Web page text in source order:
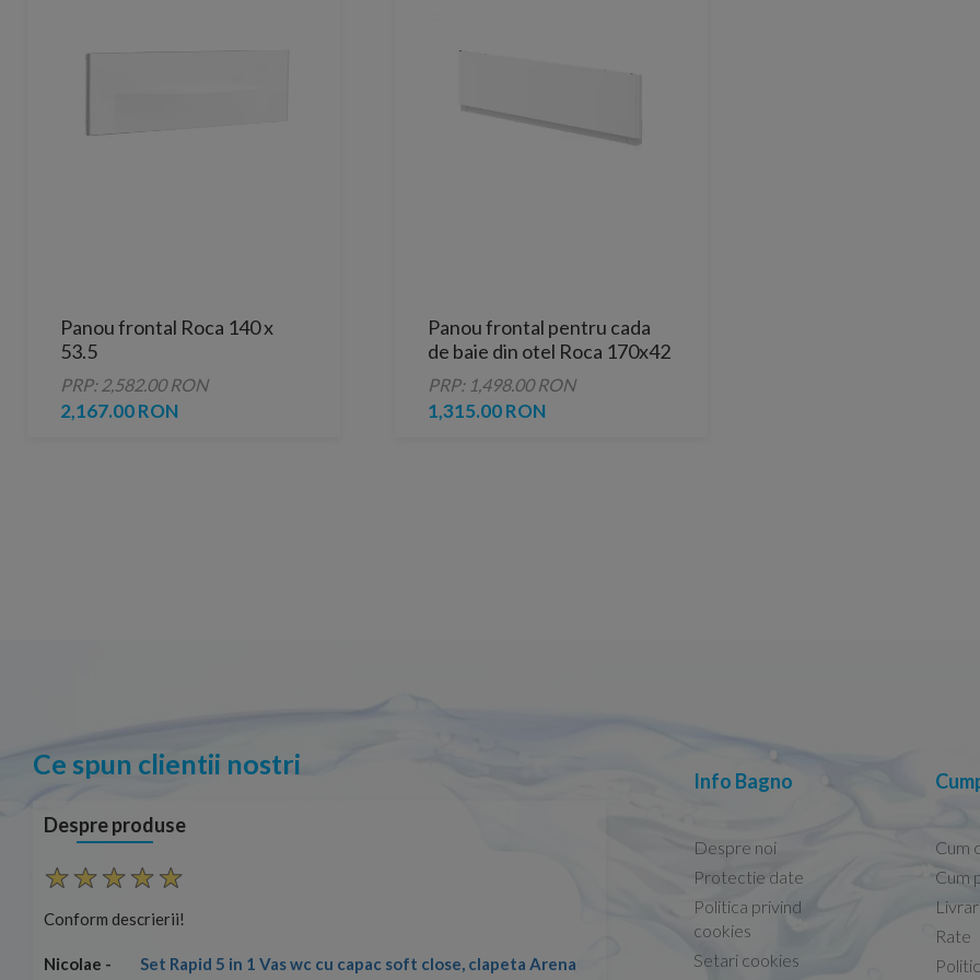
Panou frontal Roca 140 x
53.5
PRP: 2,582.00 RON
2,167.00 RON
Panou frontal pentru cada
de baie din otel Roca 170x42
cm
PRP: 1,498.00 RON
1,315.00 RON
Ce spun clientii nostri
Despre produse
Conform descrierii!
Nicolae -
Set Rapid 5 in 1 Vas wc cu capac soft close, clapeta Arena
Conform descrierii!
13.02.2026
Info Bagno
Despre noi
Protectie date
Politica privind
cookies
Setari cookies
Cum
Cum
Rate